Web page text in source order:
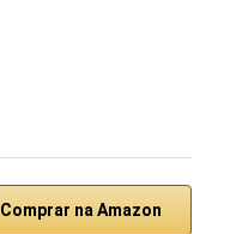
Comprar na Amazon